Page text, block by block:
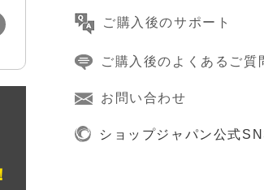
ご購入後のサポート
ご購入後のよくあるご質
お問い合わせ
ショップジャパン公式